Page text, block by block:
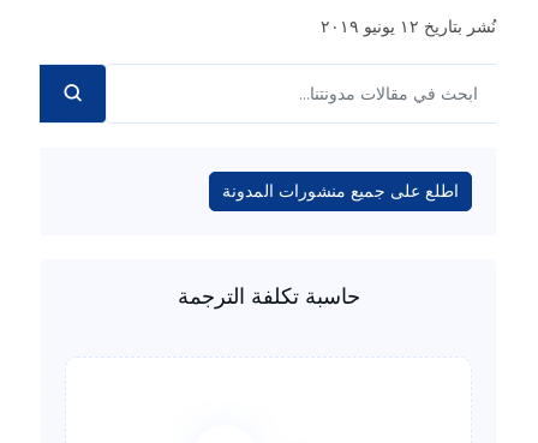
نُشر بتاريخ ١٢ يونيو ٢٠١٩
اطلع على جميع منشورات المدونة
حاسبة تكلفة الترجمة